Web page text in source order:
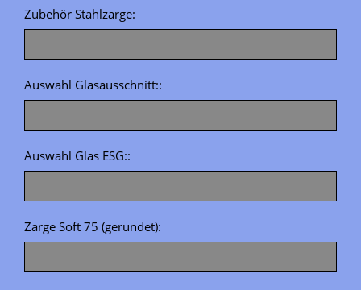
Zubehör Stahlzarge:
Auswahl Glasausschnitt::
Auswahl Glas ESG::
Zarge Soft 75 (gerundet):